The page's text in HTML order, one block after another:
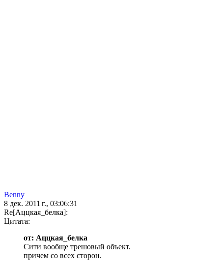
Benny
8 дек. 2011 г., 03:06:31
Re[Аццкая_белка]:
Цитата:
от: Аццкая_белка
Сити вообще трешовый объект.
причем со всех сторон.